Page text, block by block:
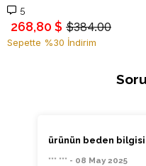
5
$384.00
268,80 $
Sepette %30 İndirim
ürünün beden bilgisi
*** *** - 08 May 2025